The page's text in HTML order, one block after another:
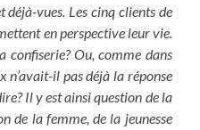
déjà-vues. Les cinq clients de
en perspective leur vie.
confiserie? Ou, comme dans
n’avait-il pas déjà la réponse
Il y est ainsi question de la
de la femme, de la jeunesse